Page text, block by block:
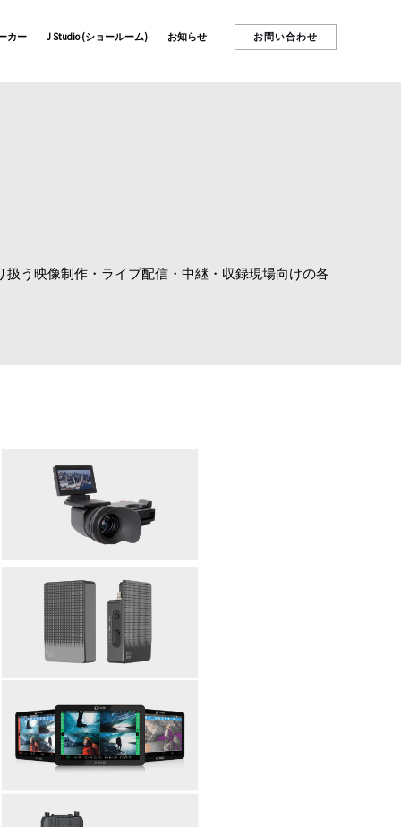
カー J Studio (ショールーム) お知らせ お問い合わせ
扱う映像制作・ライブ配信・中継・収録現場向けの各